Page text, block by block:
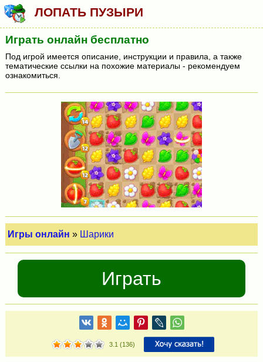
ЛОПАТЬ ПУЗЫРИ
Играть онлайн бесплатно
Под игрой имеется описание, инструкции и правила, а также
тематические ссылки на похожие материалы - рекомендуем
ознакомиться.
Игры онлайн » Шарики
Играть
3.1 (136)